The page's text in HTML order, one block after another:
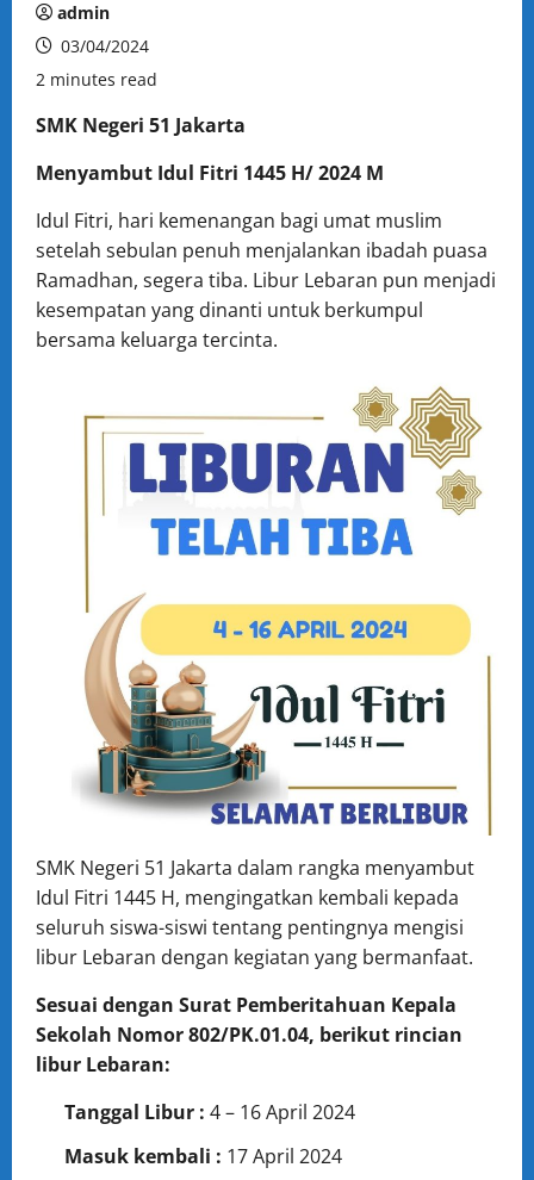
admin
03/04/2024
2 minutes read
SMK Negeri 51 Jakarta
Menyambut Idul Fitri 1445 H/ 2024 M
Idul Fitri, hari kemenangan bagi umat muslim
setelah sebulan penuh menjalankan ibadah puasa
Ramadhan, segera tiba. Libur Lebaran pun menjadi
kesempatan yang dinanti untuk berkumpul
bersama keluarga tercinta.
SMK Negeri 51 Jakarta dalam rangka menyambut
Idul Fitri 1445 H, mengingatkan kembali kepada
seluruh siswa-siswi tentang pentingnya mengisi
libur Lebaran dengan kegiatan yang bermanfaat.
Sesuai dengan Surat Pemberitahuan Kepala
Sekolah Nomor 802/PK.01.04, berikut rincian
libur Lebaran:
Tanggal Libur : 4 – 16 April 2024
Masuk kembali : 17 April 2024